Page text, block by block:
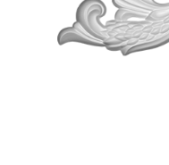
Baze coloane
Capiteluri coloane